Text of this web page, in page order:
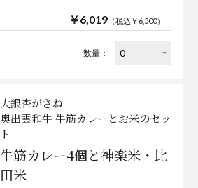
￥6,019（税込￥6,500）
数量：
大銀杏がさね
奥出雲和牛 牛筋カレーとお米のセッ
ト
牛筋カレー4個と神楽米・比
田米